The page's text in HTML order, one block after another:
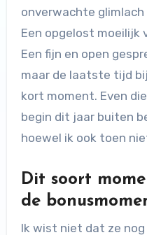
onverwachte
Een opgelost moeilijk
Een fijn en open
maar de laatste tijd
kort moment. Even
begin dit jaar buiten
hoewel ik ook toen
Dit soort
de
Ik wist niet dat ze